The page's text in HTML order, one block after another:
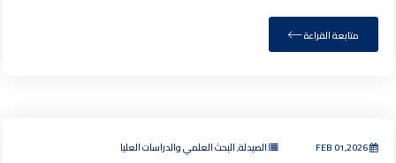
متابعة القراءة
FEB 01,2026 الصيدلة, البحث العلمي والدراسات العليا